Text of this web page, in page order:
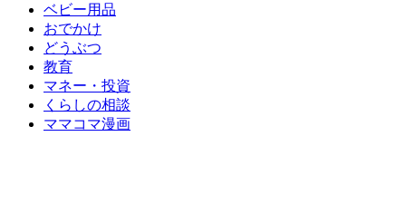
ベビー用品
おでかけ
どうぶつ
教育
マネー・投資
くらしの相談
ママコマ漫画